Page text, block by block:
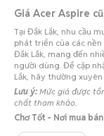
Giá Acer Aspire
Tại Đắk Lắk, nhu cầu
phát triển của các
Đắk Lắk, mang đến
người dùng. Để cập
Lắk, hãy thường
Lưu ý: Mức giá được
chất tham khảo.
Chợ Tốt - Nơi mua